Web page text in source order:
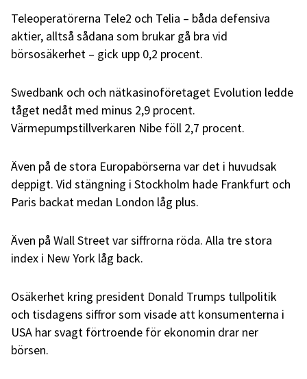
Teleoperatörerna Tele2 och Telia – båda defensiva
aktier, alltså sådana som brukar gå bra vid
börsosäkerhet – gick upp 0,2 procent.
Swedbank och och nätkasinoföretaget Evolution ledde
tåget nedåt med minus 2,9 procent.
Värmepumpstillverkaren Nibe föll 2,7 procent.
Även på de stora Europabörserna var det i huvudsak
deppigt. Vid stängning i Stockholm hade Frankfurt och
Paris backat medan London låg plus.
Även på Wall Street var siffrorna röda. Alla tre stora
index i New York låg back.
Osäkerhet kring president Donald Trumps tullpolitik
och tisdagens siffror som visade att konsumenterna i
USA har svagt förtroende för ekonomin drar ner
börsen.